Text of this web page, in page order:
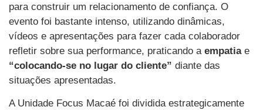
para construir um relacionamento de confiança. O
evento foi bastante intenso, utilizando dinâmicas,
vídeos e apresentações para fazer cada colaborador
refletir sobre sua performance, praticando a empatiae
“colocando-se no lugar do cliente” diante das
situações apresentadas.
A Unidade Focus Macaé foi dividida estrategicamente